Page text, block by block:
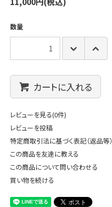
数量
カートに入れる
レビューを見る(0件)
レビューを投稿
特定商取引法に基づく表記（返品等）
この商品を友達に教える
この商品について問い合わせる
買い物を続ける